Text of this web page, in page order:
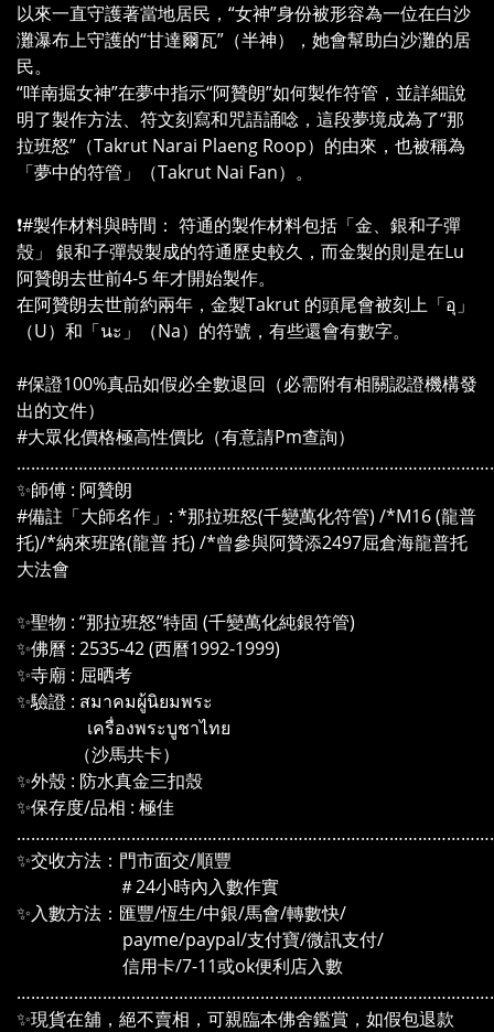
以來一直守護著當地居民，“女神”身份被形容為一位在白沙
灘瀑布上守護的“甘達爾瓦”（半神），她會幫助白沙灘的居
民。
“咩南掘女神”在夢中指示“阿贊朗”如何製作符管，並詳細說
明了製作方法、符文刻寫和咒語誦唸，這段夢境成為了“那
拉班怒”（Takrut Narai Plaeng Roop）的由來，也被稱為
「夢中的符管」（Takrut Nai Fan）。
❗#製作材料與時間： 符通的製作材料包括「金、銀和子彈
殼」 銀和子彈殼製成的符通歷史較久，而金製的則是在Lu
阿贊朗去世前4-5 年才開始製作。
在阿贊朗去世前約兩年，金製Takrut 的頭尾會被刻上「อุ」
（U）和「นะ」（Na）的符號，有些還會有數字。
#保證100%真品如假必全數退回（必需附有相關認證機構發
出的文件）
#大眾化價格極高性價比（有意請Pm查詢）
✨師傅 : 阿贊朗
#備註「大師名作」: *那拉班怒(千變萬化符管) /*M16 (龍普
托)/*納來班路(龍普 托) /*曾參與阿贊添2497屈倉海龍普托
大法會
✨聖物 : “那拉班怒”特固 (千變萬化純銀符管)
✨佛曆 : 2535-42 (西曆1992-1999)
✨寺廟 : 屈晒考
✨驗證 : สมาคมผู้นิยมพระ
เครื่องพระบูชาไทย
（沙馬共卡）
✨外殼 : 防水真金三扣殼
✨保存度/品相 : 極佳
✨交收方法：門市面交/順豐
＃24小時內入數作實
✨入數方法：匯豐/恆生/中銀/馬會/轉數快/
payme/paypal/支付寶/微訊支付/
信用卡/7-11或ok便利店入數
✨現貨在舖，絕不賣相，可親臨本佛舍鑑賞，如假包退款